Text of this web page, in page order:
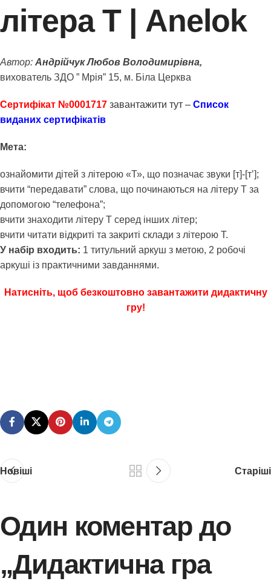
літера Т | Anelok
Автор: Андрійчук Любов Володимирівна,
вихователь ЗДО ” Мрія” 15, м. Біла Церква
Сертифікат №0001717 завантажити тут – Список
виданих сертифікатів
Мета:
ознайомити дітей з літерою «Т», що позначає звуки [т]-[т’];
вчити “передавати” слова, що починаються на літеру Т за
допомогою “телефона”;
вчити знаходити літеру Т серед інших літер;
вчити читати відкриті та закриті склади з літерою Т.
У набір входить: 1 титульний аркуш з метою, 2 робочі
аркуші із практичними завданнями.
Натисніть, щоб безкоштовно завантажити дидактичну
гру!
Новіші Старіші
Один коментар до
„Дидактична гра